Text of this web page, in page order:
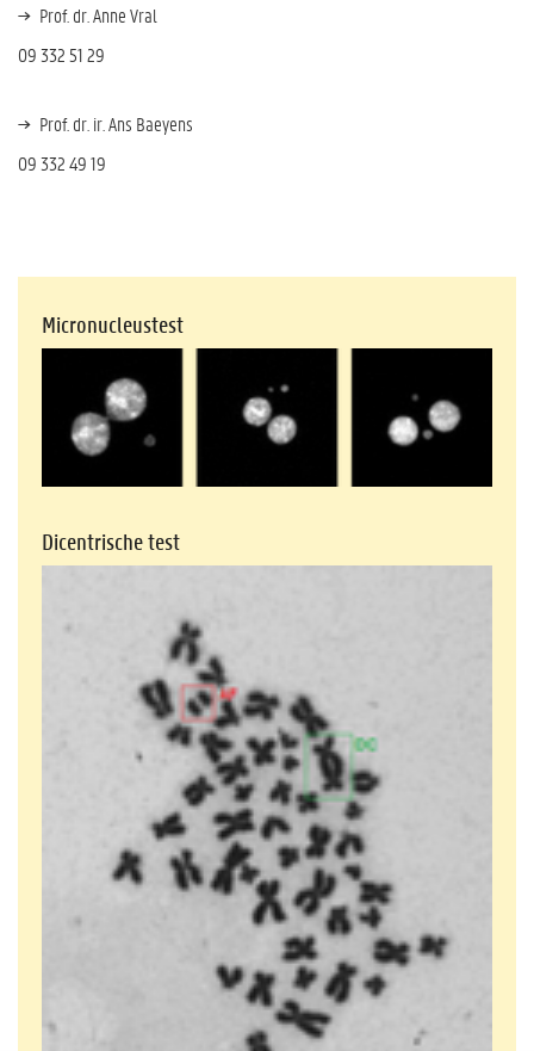
Prof. dr. Anne Vral
09 332 51 29
Prof. dr. ir. Ans Baeyens
09 332 49 19
Micronucleustest
Dicentrische test